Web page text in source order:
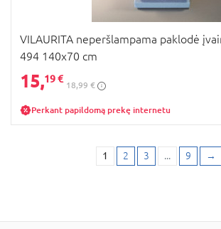
VILAURITA neperšlampama paklodė
494 140x70 cm
15,19 €
18,99 €
Perkant papildomą prekę internetu
1 2 3 ... 9 →